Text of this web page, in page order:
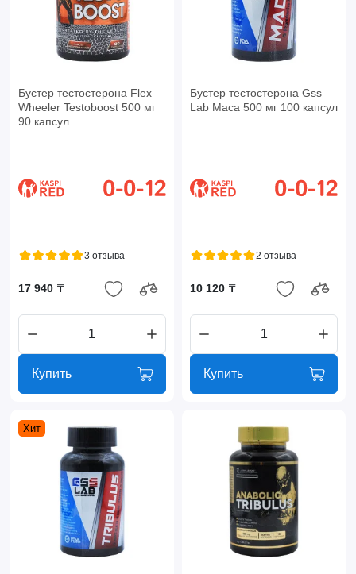
Бустер тестостерона Flex
Wheeler Testoboost 500 мг
90 капсул
3 отзыва
17 940 ₸
Купить
Бустер тестостерона Gss
Lab Maca 500 мг 100 капсул
2 отзыва
10 120 ₸
Купить
Хит